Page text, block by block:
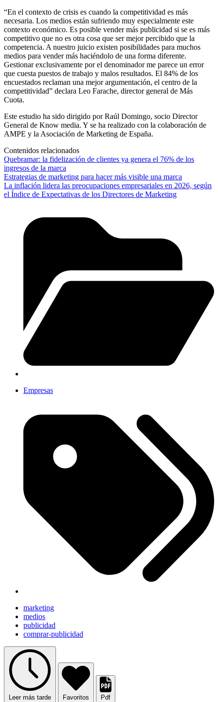
“En el contexto de crisis es cuando la competitividad es más
necesaria. Los medios están sufriendo muy especialmente este
contexto económico. Es posible vender más publicidad si se es más
competitivo que no es otra cosa que ser mejor percibido que la
competencia. A nuestro juicio existen posibilidades para muchos
medios para vender más haciéndolo de una forma diferente.
Gestionar exclusivamente por el denominador me parece un error
que cuesta puestos de trabajo y malos resultados. El 84% de los
encuestados reclaman una mejor argumentación, el centro de la
competitividad” declara Leo Farache, director general de Más
Cuota.
Este estudio ha sido dirigido por Raúl Domingo, socio Director
General de Know media. Y se ha realizado con la colaboración de
AMPE y la Asociación de Marketing de España.
Contenidos relacionados
Quebramar: la fidelización de clientes ya genera el 76% de los
ingresos de la marca
Estrategias de marketing para hacer más visible una marca
La inflación lidera las preocupaciones empresariales en 2026, según
el Índice de Expectativas de los Directores de Marketing
Empresas
marketing
medios
publicidad
comprar-publicidad
Leer más tarde Favoritos Pdf